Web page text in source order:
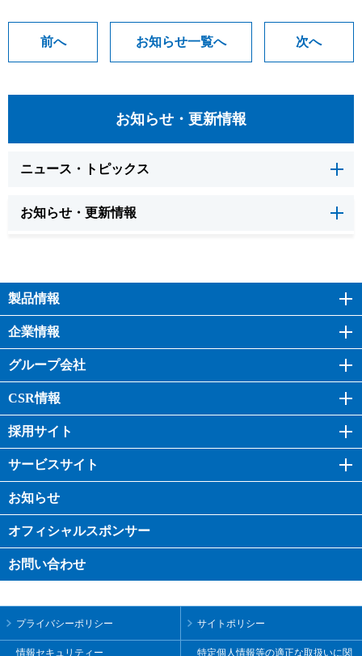
前へ お知らせ一覧へ 次へ
お知らせ・更新情報
ニュース・トピックス
お知らせ・更新情報
製品情報
企業情報
グループ会社
CSR情報
採用サイト
サービスサイト
お知らせ
オフィシャルスポンサー
お問い合わせ
プライバシーポリシー サイトポリシー
情報セキュリティー 特定個人情報等の適正な取扱いに関